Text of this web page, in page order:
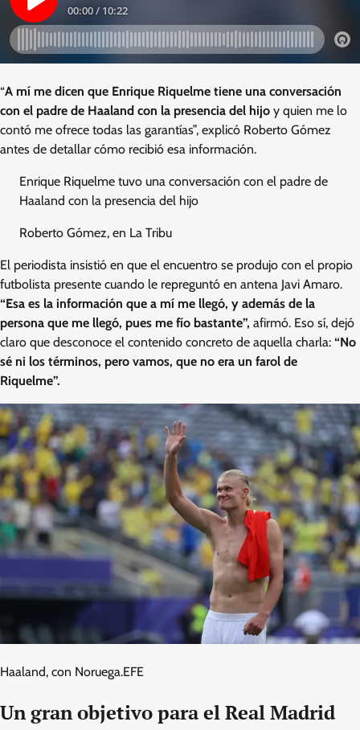
“A mí me dicen que Enrique Riquelme tiene una conversación
con el padre de Haaland con la presencia del hijo y quien me lo
contó me ofrece todas las garantías”, explicó Roberto Gómez
antes de detallar cómo recibió esa información.
Enrique Riquelme tuvo una conversación con el padre de
Haaland con la presencia del hijo
Roberto Gómez, en La Tribu
El periodista insistió en que el encuentro se produjo con el propio
futbolista presente cuando le repreguntó en antena Javi Amaro.
“Esa es la información que a mí me llegó, y además de la
persona que me llegó, pues me fío bastante”, afirmó. Eso sí, dejó
claro que desconoce el contenido concreto de aquella charla: “No
sé ni los términos, pero vamos, que no era un farol de
Riquelme”.
Haaland, con Noruega.EFE
Un gran objetivo para el Real Madrid